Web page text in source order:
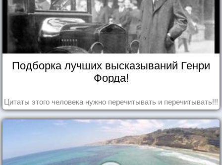
Подборка лучших высказываний Генри
Форда!
Цитаты этого человека нужно перечитывать и перечитывать!!!